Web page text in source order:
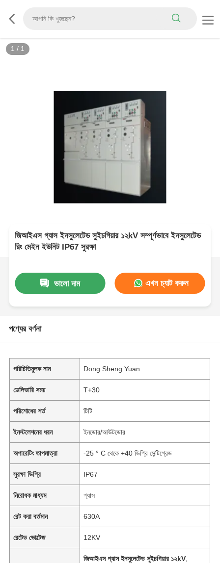
1 / 1
জিআইএস গ্যাস ইনসুলেটেড সুইচগিয়ার ১২kV সম্পূর্ণভাবে ইনসুলেটেড
রিং মেইন ইউনিট IP67 সুরক্ষা
ভালো দাম এখন চ্যাট করুন
পণ্যের বর্ণনা
পরিচিতিমুলক নাম Dong Sheng Yuan
ডেলিভারি সময় T+30
পরিশোধের শর্ত টিটি
ইনস্টলেশনের ধরন ইনডোর/আউটডোর
অপারেটিং তাপমাত্রা -25 ° C থেকে +40 ডিগ্রি সেন্টিগ্রেড
সুরক্ষা ডিগ্রি IP67
নিরোধক মাধ্যম গ্যাস
রেট করা বর্তমান 630A
রেটেড ভোল্টেজ 12KV
জিআইএস গ্যাস ইনসুলেটেড সুইচগিয়ার ১২kV